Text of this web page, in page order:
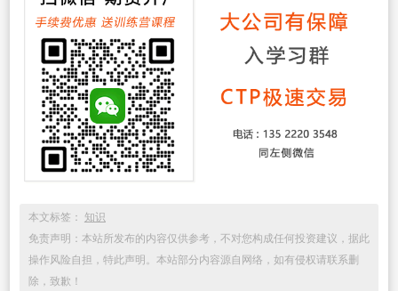
本文标签： 知识
免责声明：本站所发布的内容仅供参考，不对您构成任何投资建议，据此
操作风险自担，特此声明。本站部分内容源自网络，如有侵权请联系删
除，致歉！